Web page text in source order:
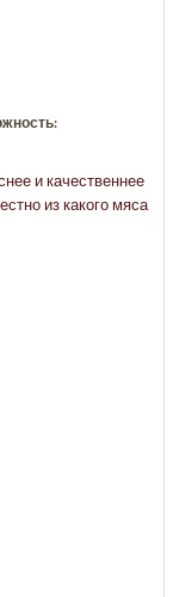
и качественнее
из какого мяса